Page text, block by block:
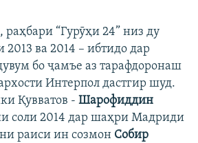
раҳбари “Гурӯҳи 24” низ ду
2013 ва 2014 – ибтидо дар
бо ҷамъе аз тарафдоронаш
Интерпол дастгир шуд.
Қувватов - Шарофиддин
соли 2014 дар шаҳри Мадриди
раиси ин созмон Собир